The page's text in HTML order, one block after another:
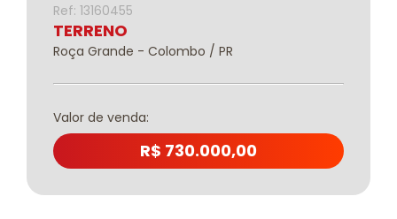
Ref: 13160455
TERRENO
Roça Grande - Colombo / PR
Valor de venda:
R$ 730.000,00